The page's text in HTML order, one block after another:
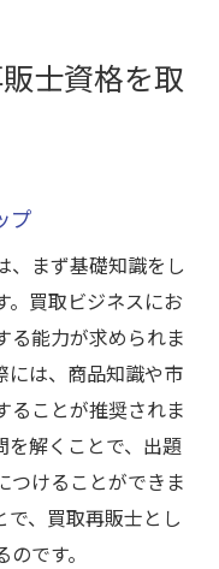
リアパス
を学ぶ
3つのポイント
とその対策
秘訣とは
析する
を高める方法
流れ
を解説
ップ
勉強方法
つ情報
士資格を取
プ
、まず基礎知識をし
。買取ビジネスにお
る能力が求められま
には、商品知識や市
ることが推奨されま
を解くことで、出題
つけることができま
、買取再販士とし
です。